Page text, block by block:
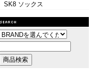
SK8 ソックス